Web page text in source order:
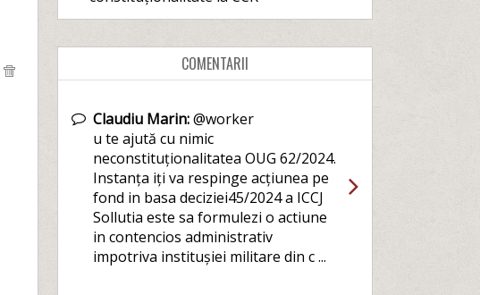
COMENTARII
Claudiu Marin:@worker
u te ajută cu nimic
neconstituționalitatea OUG 62/2024.
Instanța iți va respinge acțiunea pe
fond in basa deciziei45/2024 a ICCJ
Sollutia este sa formulezi o actiune
in contencios administrativ
impotriva institușiei militare din c ...